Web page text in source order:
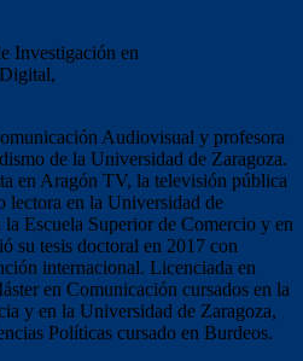
Investigación en
Audiovisual y profesora
de la Universidad de Zaragoza.
en Aragón TV, la televisión pública
lectora en la Universidad de
Escuela Superior de Comercio y en
su tesis doctoral en 2017 con
internacional. Licenciada en
en Comunicación cursados en la
y en la Universidad de Zaragoza,
Políticas cursado en Burdeos.